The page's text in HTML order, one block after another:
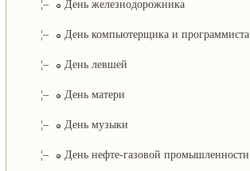
¦– День железнодорожника
¦– День компьютерщика и программиста
¦– День левшей
¦– День матери
¦– День музыки
¦– День нефте-газовой промышленности